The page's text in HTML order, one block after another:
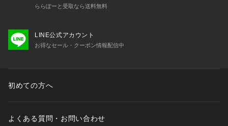
ららぽーと受取なら送料無料
LINE公式アカウント
お得なセール・クーポン情報配信中
初めての方へ
よくある質問・お問い合わせ